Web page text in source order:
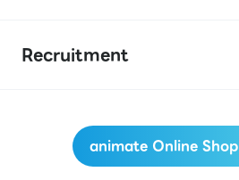
Recruitment
animate Online Shop